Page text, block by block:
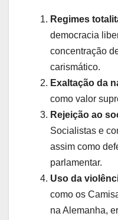
Regimes
democracia
concentração
carismático.
Exaltação da
como valor
Rejeição ao
Socialistas e
assim como
parlamentar.
Uso da
como os
na Alemanha,